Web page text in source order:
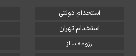
استخدام دولتی
استخدام تهران
رزومه ساز